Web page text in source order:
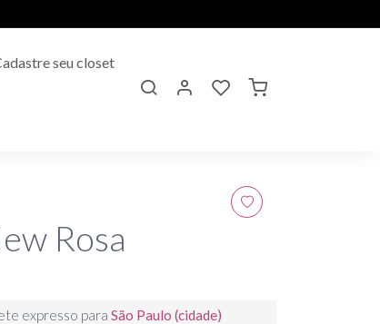
seu closet
Rosa
expresso para São Paulo (cidade)